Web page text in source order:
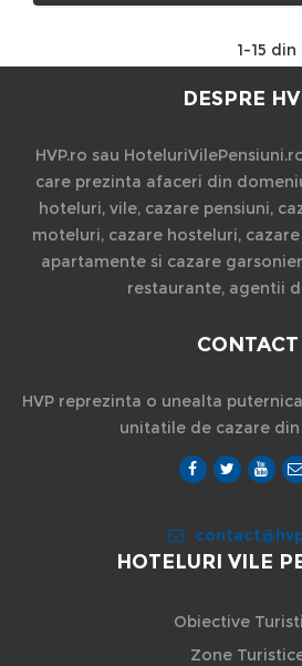
1-15
DESPRE
HVP.ro sau
care prezinta afaceri din
hoteluri, vile, cazare pensiuni,
moteluri, cazare hosteluri,
apartamente si cazare
restaurante, agentii
CONTACT
HVP reprezinta o unealta
unitatile de cazare
HOTELURI VILE
Obiective
Zone